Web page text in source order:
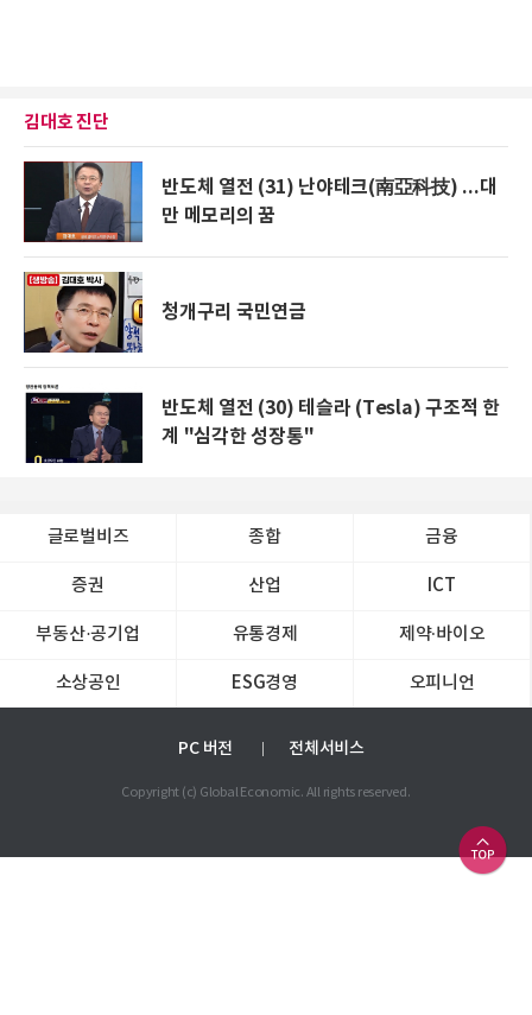
김대호 진단
반도체 열전 (31) 난야테크(南亞科技) ...대
만 메모리의 꿈
청개구리 국민연금
반도체 열전 (30) 테슬라 (Tesla) 구조적 한
계 "심각한 성장통"
글로벌비즈 종합 금융
증권 산업 ICT
부동산·공기업 유통경제 제약∙바이오
소상공인 ESG경영 오피니언
PC 버전 전체서비스
Copyright (c) Global Economic. All rights reserved.